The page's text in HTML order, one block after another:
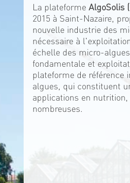
La plateforme AlgoSolis
2015 à Saint-Nazaire,
nouvelle industrie des
nécessaire à
échelle des micro-
fondamentale et
plateforme de référence
algues, qui constituent
applications en
nombreuses.